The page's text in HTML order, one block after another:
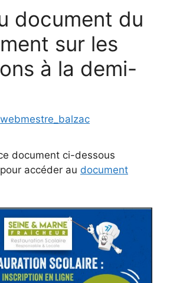
document du
sur les
à la demi-
webmestre_balzac
document ci-dessous
accéder au document